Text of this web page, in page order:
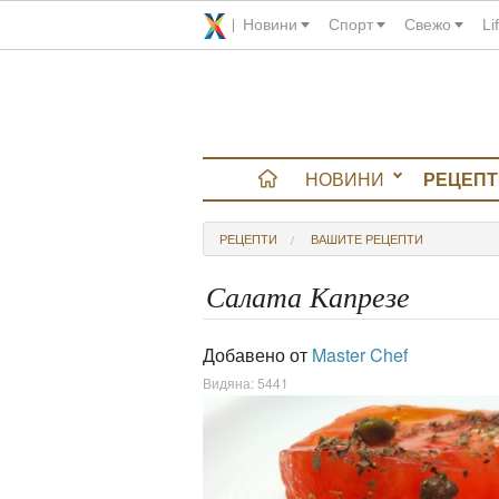
Новини Спорт Свежо
НОВИНИ
РЕЦЕПТИ ВАШИТЕ РЕЦЕПТИ
Салата Капрезе
Добавено от Master Chef
Видяна: 5441